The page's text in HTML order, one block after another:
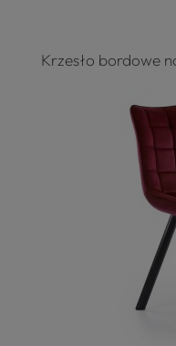
Krzesło bordowe